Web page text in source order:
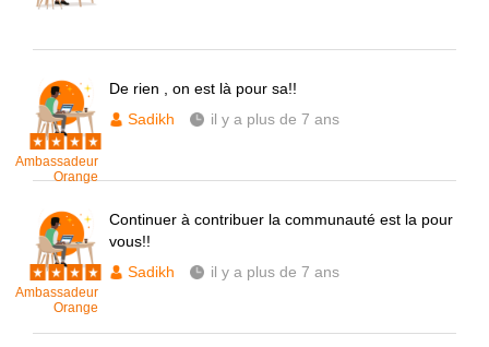
Ambassadeur
Orange
De rien , on est là pour sa!!
Sadikh
il y a plus de 7 ans
Ambassadeur
Orange
Continuer à contribuer la communauté est la pour
vous!!
Sadikh
il y a plus de 7 ans